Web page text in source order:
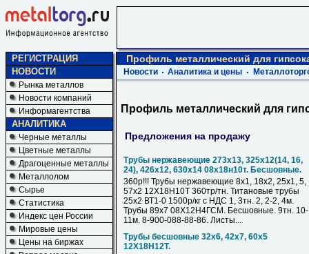
РЕГИСТРАЦИЯ
НОВОСТИ
Рынка металлов
Новости компаний
Информагентства
АНАЛИТИКА
Черные металлы
Цветные металлы
Драгоценные металлы
Металлолом
Сырье
Статистика
Индекс цен России
Мировые цены
Цены на биржах
Профиль металлический для
Новости Аналитика и цены
Профиль металлический для
Предложения на продажу
Трубы нержавеющие 273х13, 325х12(14, 16,
24), 426х12, 630х14 08х18н10т. Бесшовные.
360р!!! Трубы нержавеющие 8х1, 18х2, 25х1, 5,
57х2 12Х18Н10Т 360тр/тн. Титановые трубы
25х2 ВТ1-0 1500р/кг с НДС 1, 3тн. 2, 2-2, 4м.
Трубы 89х7 08Х12Н4ГСМ. Бесшовные. 9тн. 10-
11м. 8-900-088-88-86. Листы...
Трубы бесшовные 32х6, 42х7, 60х5
12Х18Н12Т.